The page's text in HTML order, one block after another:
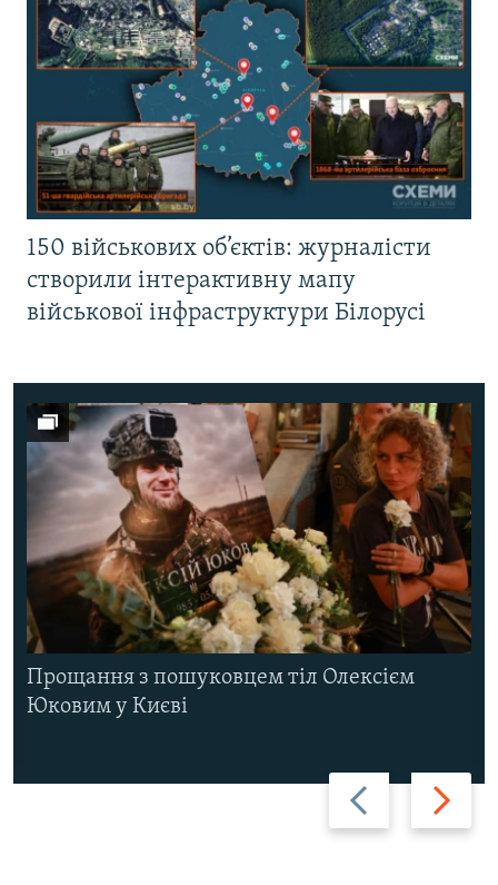
150 військових об’єктів: журналісти
створили інтерактивну мапу
військової інфраструктури Білорусі
Назад Вперед
Прощання з пошуковцем тіл Олексієм
Юковим у Києві